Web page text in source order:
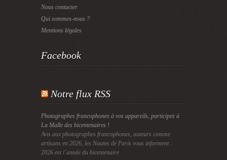
Nous contacter
Qui sommes-nous ?
Mentions légales
Facebook
Notre flux RSS
Photographes francophones à vos appareils, participez à
La Malle des bicentenaires !
Avis aux photographes francophones, auteurs comme
artisans en 2026, les Nautes de Paris vous informent :
2026 est l’année du bicentenaire